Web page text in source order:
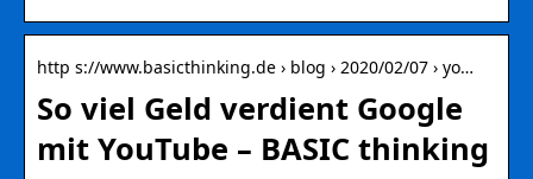
http s://www.basicthinking.de › blog › 2020/02/07 › yo…
So viel Geld verdient Google
mit YouTube – BASIC thinking